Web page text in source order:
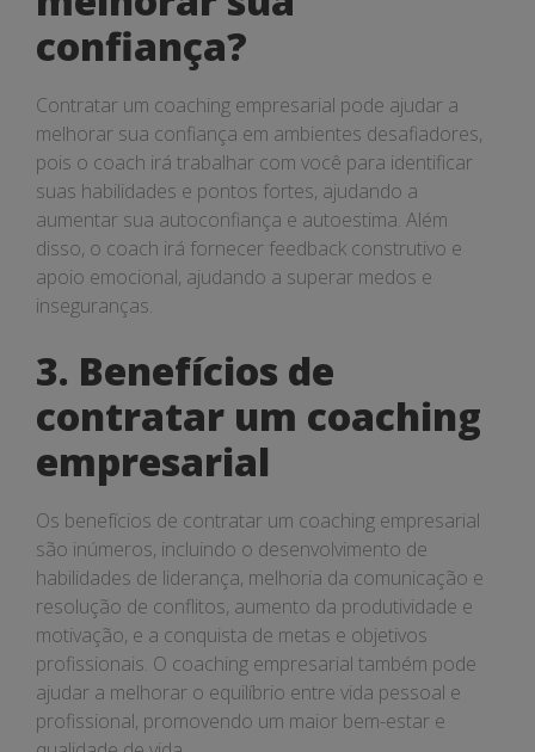
confiança?
Contratar um coaching empresarial pode ajudar a
melhorar sua confiança em ambientes desafiadores,
pois o coach irá trabalhar com você para identificar
suas habilidades e pontos fortes, ajudando a
aumentar sua autoconfiança e autoestima. Além
disso, o coach irá fornecer feedback construtivo e
apoio emocional, ajudando a superar medos e
inseguranças.
3. Benefícios de
contratar um coaching
empresarial
Os benefícios de contratar um coaching empresarial
são inúmeros, incluindo o desenvolvimento de
habilidades de liderança, melhoria da comunicação e
resolução de conflitos, aumento da produtividade e
motivação, e a conquista de metas e objetivos
profissionais. O coaching empresarial também pode
ajudar a melhorar o equilíbrio entre vida pessoal e
profissional, promovendo um maior bem-estar e